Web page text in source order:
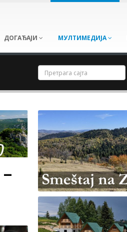
ДОГАЂАЈИ МУЛТИМЕДИЈА